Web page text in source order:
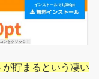
貯まるという凄い